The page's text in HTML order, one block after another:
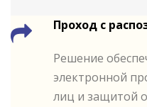
Проход с
Решение
электронной
лиц и защитой